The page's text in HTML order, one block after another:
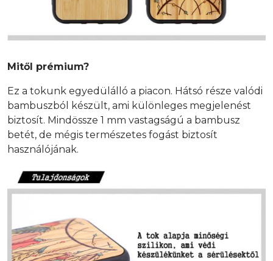
Mitől prémium?
Ez a tokunk egyedülálló a piacon. Hátsó része valódi
bambuszból készült, ami különleges megjelenést
biztosít. Mindössze 1 mm vastagságú a bambusz
betét, de mégis természetes fogást biztosít
használójának.